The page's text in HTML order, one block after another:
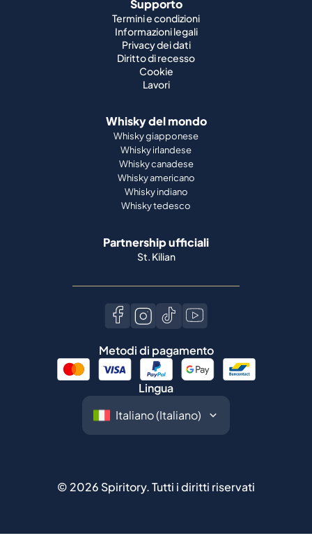
Supporto
Termini e condizioni
Informazioni legali
Privacy dei dati
Diritto di recesso
Cookie
Lavori
Whisky del mondo
Whisky giapponese
Whisky irlandese
Whisky canadese
Whisky americano
Whisky indiano
Whisky tedesco
Partnership ufficiali
St. Kilian
Metodi di pagamento
Lingua
© 2026 Spiritory.Tutti i diritti riservati